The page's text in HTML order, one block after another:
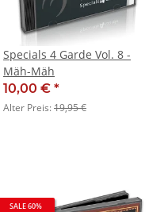
Specials 4 Garde Vol. 8 -
Mäh-Mäh
10,00 € *
Alter Preis:19,95 €
SALE 60%